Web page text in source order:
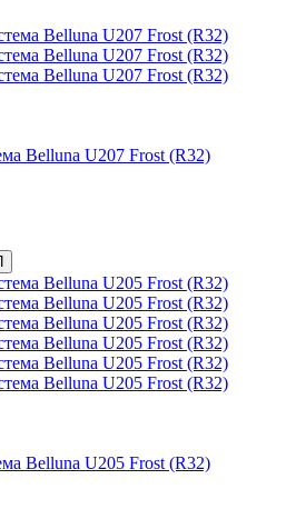
Belluna U207 Frost (R32)
Belluna U205 Frost (R32)